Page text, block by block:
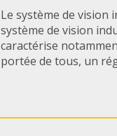
Le système de vision
système de vision
caractérise
portée de tous, un